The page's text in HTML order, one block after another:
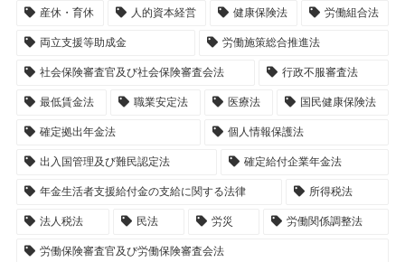
産休・育休 人的資本経営 健康保険法 労働組合法
両立支援等助成金 労働施策総合推進法
社会保険審査官及び社会保険審査会法 行政不服審査法
最低賃金法 職業安定法 医療法 国民健康保険法
確定拠出年金法 個人情報保護法
出入国管理及び難民認定法 確定給付企業年金法
年金生活者支援給付金の支給に関する法律 所得税法
法人税法 民法 労災 労働関係調整法
労働保険審査官及び労働保険審査会法